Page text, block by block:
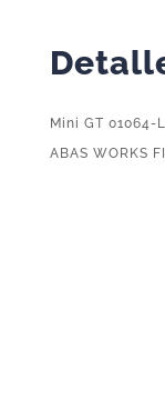
Mini GT 01064-
ABAS WORKS